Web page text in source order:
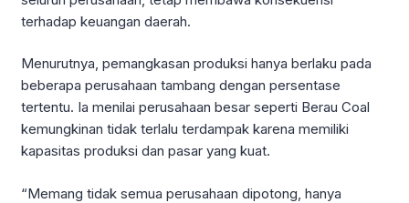
terhadap keuangan daerah.
Menurutnya, pemangkasan produksi hanya berlaku pada
beberapa perusahaan tambang dengan persentase
tertentu. Ia menilai perusahaan besar seperti Berau Coal
kemungkinan tidak terlalu terdampak karena memiliki
kapasitas produksi dan pasar yang kuat.
“Memang tidak semua perusahaan dipotong, hanya